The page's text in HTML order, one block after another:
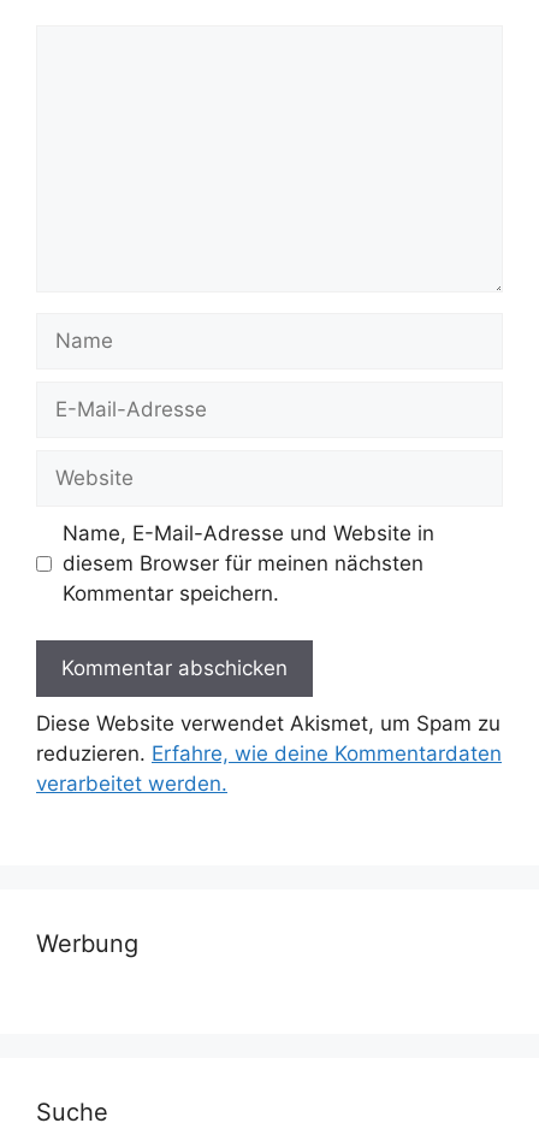
Name
Website
Name, E-Mail-Adresse und Website in
diesem Browser für meinen nächsten
Kommentar speichern.
Diese Website verwendet Akismet, um Spam zu
reduzieren. Erfahre, wie deine Kommentardaten
verarbeitet werden.
Werbung
Suche